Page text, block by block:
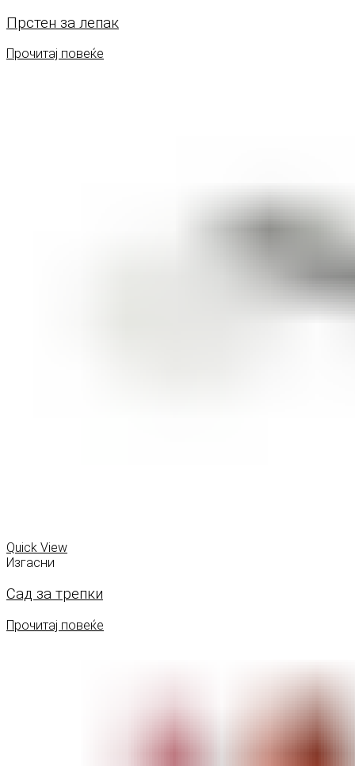
Прстен за лепак
Прочитај повеќе
Quick View
Изгасни
Сад за трепки
Прочитај повеќе